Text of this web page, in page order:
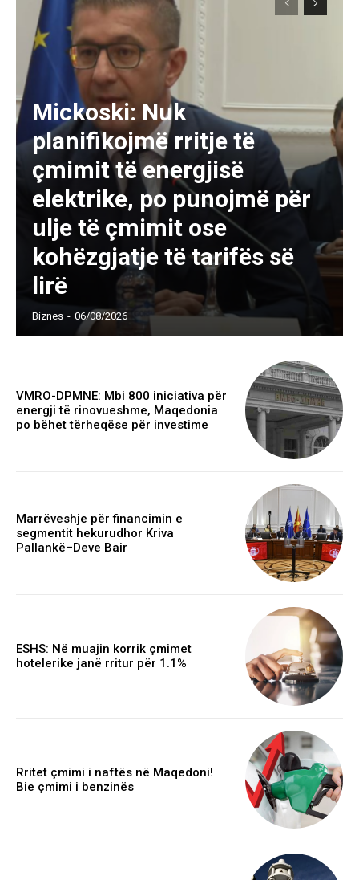
Mickoski: Nuk
planifikojmë rritje të
çmimit të energjisë
elektrike, po punojmë për
ulje të çmimit ose
kohëzgjatje të tarifës së
lirë
Biznes - 06/08/2026
VMRO-DPMNE: Mbi 800 iniciativa për
energji të rinovueshme, Maqedonia
po bëhet tërheqëse për investime
Marrëveshje për financimin e
segmentit hekurudhor Kriva
Pallankë–Deve Bair
ESHS: Në muajin korrik çmimet
hotelerike janë rritur për 1.1%
Rritet çmimi i naftës në Maqedoni!
Bie çmimi i benzinës